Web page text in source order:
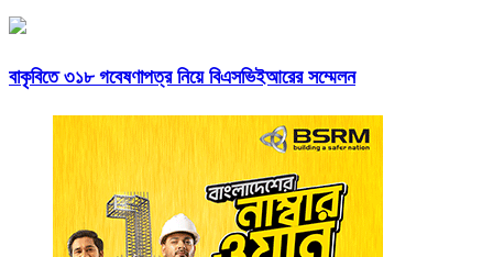
বাকৃবিতে ৩১৮ গবেষণাপত্র নিয়ে বিএসভিইআরের সম্মেলন